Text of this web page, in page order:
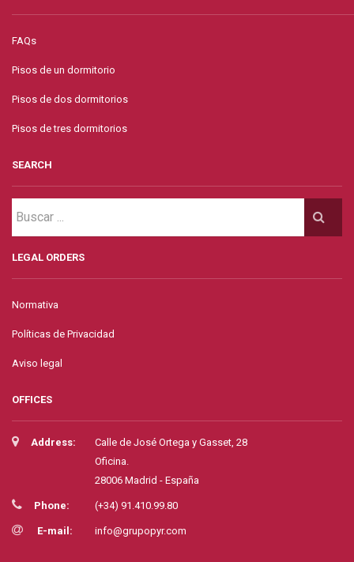
FAQs
Pisos de un dormitorio
Pisos de dos dormitorios
Pisos de tres dormitorios
SEARCH
LEGAL ORDERS
Normativa
Políticas de Privacidad
Aviso legal
OFFICES
Address:
Calle de José Ortega y Gasset, 28
Oficina.
28006 Madrid - España
Phone: (+34) 91.410.99.80
E-mail: info@grupopyr.com